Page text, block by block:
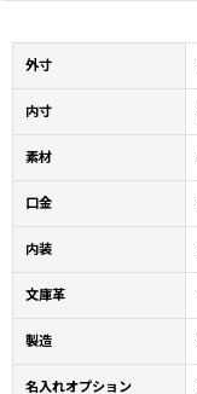
外寸
内寸
素材
口金
内装
文庫革
製造
名入れオプション